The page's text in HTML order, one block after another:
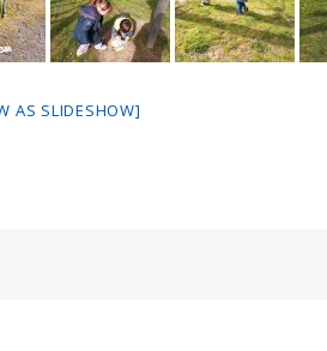
AS SLIDESHOW]